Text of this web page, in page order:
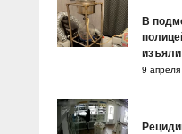
В
изъяли
9 апреля